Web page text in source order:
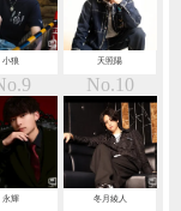
小狼 天照陽
永輝
No.10
冬月綾人